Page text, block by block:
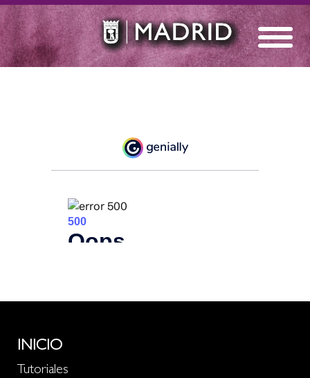
INICIO
Tutoriales